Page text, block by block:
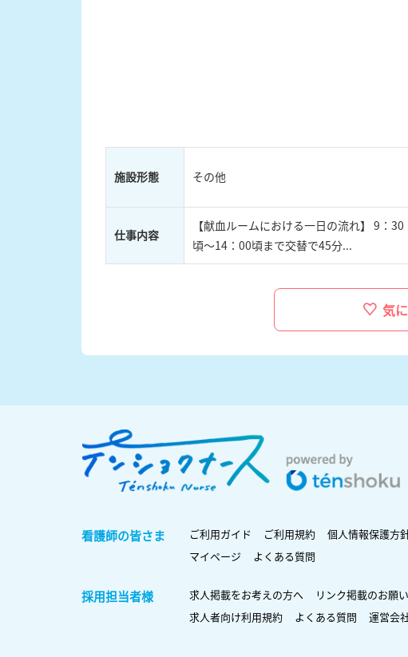
施設形態 その他
仕事内容
【献血ルームにおける一日の流れ】 9
頃～14：00頃まで交替で45分...
気
看護師の皆さま ご利用ガイド ご利用規約 個人情報保護方
マイページ
よくある質問
採用担当者様 求人掲載をお考えの方へ リンク掲載のお願い
求人者向け利用規約
よくある質問 運営会